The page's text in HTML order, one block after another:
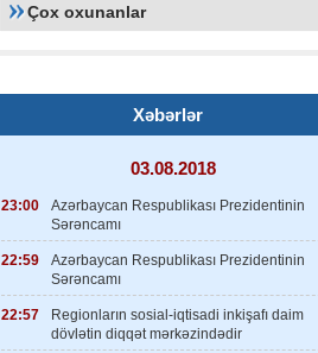
Çox oxunanlar
Xəbərlər
03.08.2018
23:00
Azərbaycan Respublikası Prezidentinin
Sərəncamı
22:59
Azərbaycan Respublikası Prezidentinin
Sərəncamı
22:57
Regionların sosial-iqtisadi inkişafı daim
dövlətin diqqət mərkəzindədir